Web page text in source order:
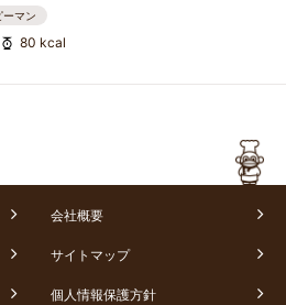
ーマン
80 kcal
会社概要
サイトマップ
個人情報保護方針